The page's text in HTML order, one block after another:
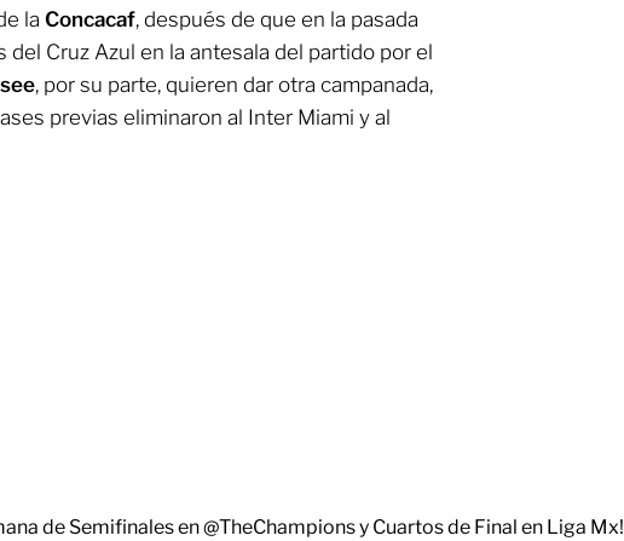
la Concacaf, después de que en la pasada
del Cruz Azul en la antesala del partido por el
, por su parte, quieren dar otra campanada,
previas eliminaron al Inter Miami y al
de Semifinales en@TheChampionsy Cuartos de Final en Liga Mx!